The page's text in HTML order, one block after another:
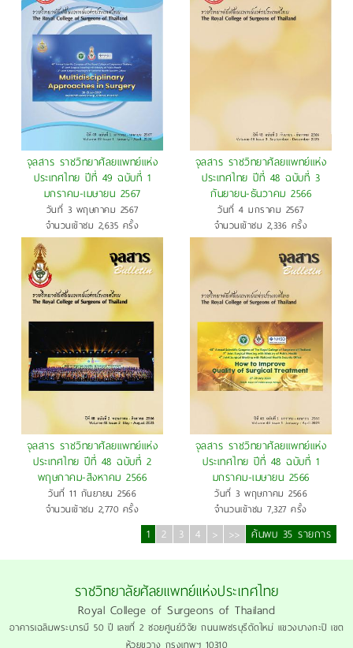
จุลสาร ราชวิทยาศัลยแพทย์แห่ง
ประเทศไทย ปีที่ 49 ฉบับที่ 1
มกราคม-เมษายน 2567
วันที่ 3 พฤษภาคม 2567
จำนวนเข้าชม 2,635 ครั้ง
จุลสาร ราชวิทยาศัลยแพทย์แห่ง
ประเทศไทย ปีที่ 48 ฉบับที่ 3
กันยายน-ธันวาคม 2566
วันที่ 4 มกราคม 2567
จำนวนเข้าชม 2,336 ครั้ง
จุลสาร ราชวิทยาศัลยแพทย์แห่ง
ประเทศไทย ปีที่ 48 ฉบับที่ 2
พฤษภาคม-สิงหาคม 2566
วันที่ 11 กันยายน 2566
จำนวนเข้าชม 2,770 ครั้ง
จุลสาร ราชวิทยาศัลยแพทย์แห่ง
ประเทศไทย ปีที่ 48 ฉบับที่ 1
มกราคม-เมษายน 2566
วันที่ 3 พฤษภาคม 2566
จำนวนเข้าชม 7,327 ครั้ง
1 2 3 4 > >> ค้นพบ 35 รายการ
ราชวิทยาลัยศัลยแพทย์แห่งประเทศไทย
Royal College of Surgeons of Thailand
อาคารเฉลิมพระบารมี 50 ปี เลขที่ 2 ซอยศูนย์วิจัย ถนนเพชรบุรีตัดใหม่ แขวงบางกะปิ เขต
ห้วยขวาง กรุงเทพฯ 10310